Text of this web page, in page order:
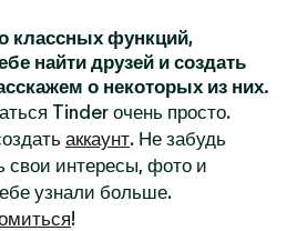
классных функций,
найти друзей и создать
о некоторых из них.
Tinder очень просто.
аккаунт. Не забудь
свои интересы, фото и
узнали больше.
!